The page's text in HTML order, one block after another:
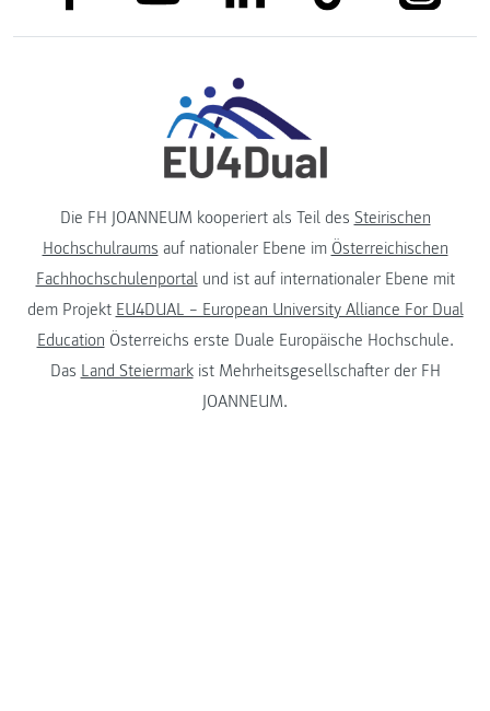
Die FH JOANNEUM kooperiert als Teil des Steirischen
Hochschulraums auf nationaler Ebene im Österreichischen
Fachhochschulenportalund ist auf internationaler Ebene mit
dem Projekt EU4DUAL – European University Alliance For Dual
Education Österreichs erste Duale Europäische Hochschule.
Das Land Steiermarkist Mehrheitsgesellschafter der FH
JOANNEUM.